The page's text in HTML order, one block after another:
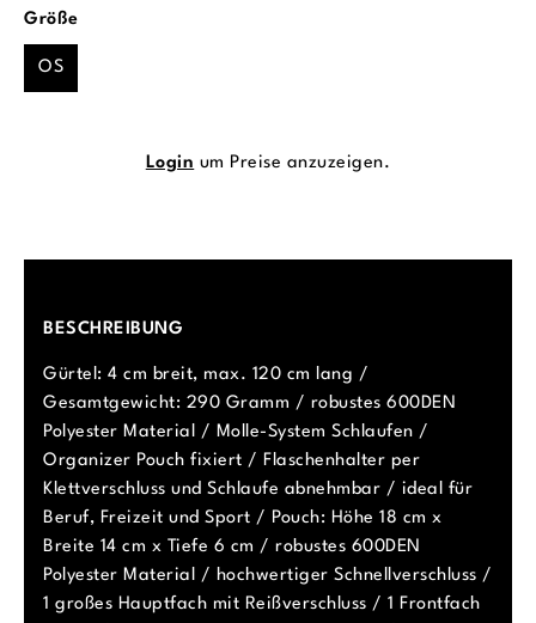
Größeauswählen
OS
Login um Preise anzuzeigen.
BESCHREIBUNG
Gürtel: 4 cm breit, max. 120 cm lang /
Gesamtgewicht: 290 Gramm / robustes 600DEN
Polyester Material / Molle-System Schlaufen /
Organizer Pouch fixiert / Flaschenhalter per
Klettverschluss und Schlaufe abnehmbar / ideal für
Beruf, Freizeit und Sport / Pouch: Höhe 18 cm x
Breite 14 cm x Tiefe 6 cm / robustes 600DEN
Polyester Material / hochwertiger Schnellverschluss /
1 großes Hauptfach mit Reißverschluss / 1 Frontfach